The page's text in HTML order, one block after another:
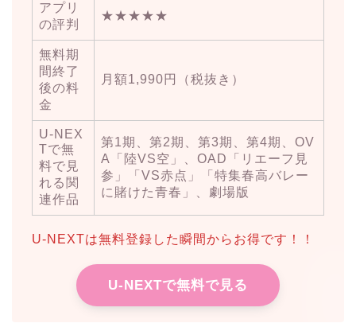
アプリ
の評判
★★★★★
無料期
間終了
後の料
金
月額1,990円（税抜き）
U-NEX
Tで無
料で見
れる関
連作品
第1期、第2期、第3期、第4期、OV
A「陸VS空」、OAD「リエーフ見
参」「VS赤点」「特集春高バレー
に賭けた青春」、劇場版
U-NEXTは無料登録した瞬間からお得です！！
U-NEXTで無料で見る